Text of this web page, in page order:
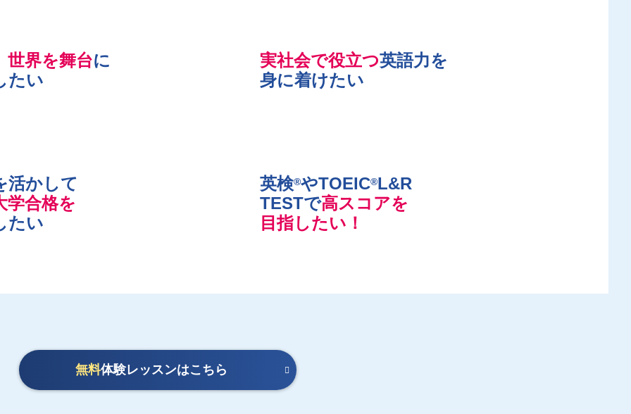
世界を舞台に
たい
実社会で役立つ英語力を
身に着けたい
活かして
学合格を
たい
英検®やTOEIC®L&R
TESTで高スコアを
目指したい！
無料体験レッスンはこちら